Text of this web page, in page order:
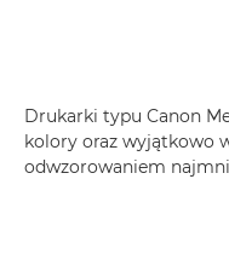
Drukarki typu Canon
kolory oraz wyjątkowo
odwzorowaniem